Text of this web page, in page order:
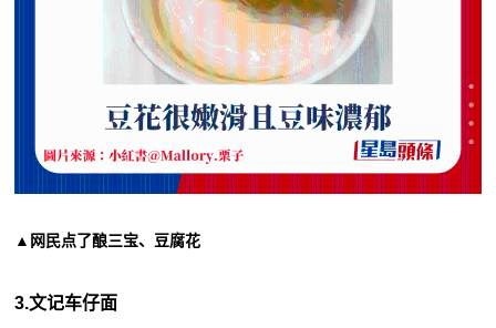
▲网民点了酿三宝、豆腐花
3.文记车仔面